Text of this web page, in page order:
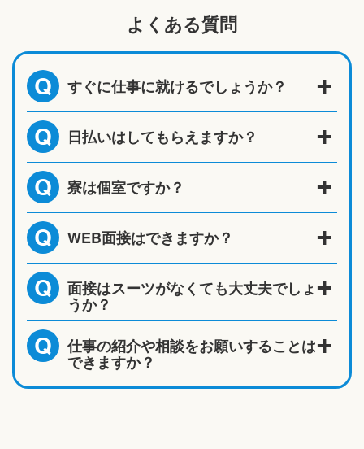
よくある質問
Q すぐに仕事に就けるでしょうか？
Q 日払いはしてもらえますか？
Q 寮は個室ですか？
Q WEB面接はできますか？
Q 面接はスーツがなくても大丈夫でしょ
うか？
Q 仕事の紹介や相談をお願いすることは
できますか？